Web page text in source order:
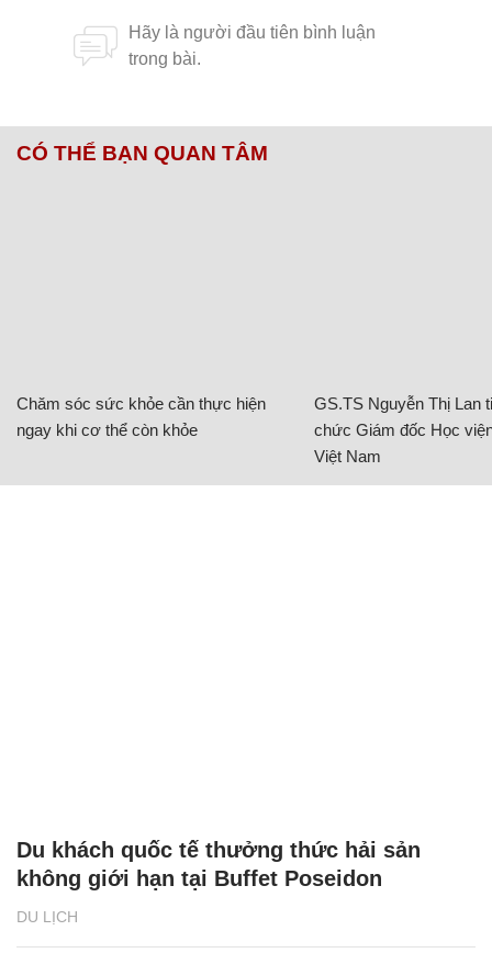
CÓ THỂ BẠN QUAN TÂM
Chăm sóc sức khỏe cần thực hiện
ngay khi cơ thể còn khỏe
GS.TS Nguyễn Thị Lan
chức Giám đốc Học
Việt Nam
DU LỊCH
Du khách quốc tế thưởng thức hải sản
không giới hạn tại Buffet Poseidon